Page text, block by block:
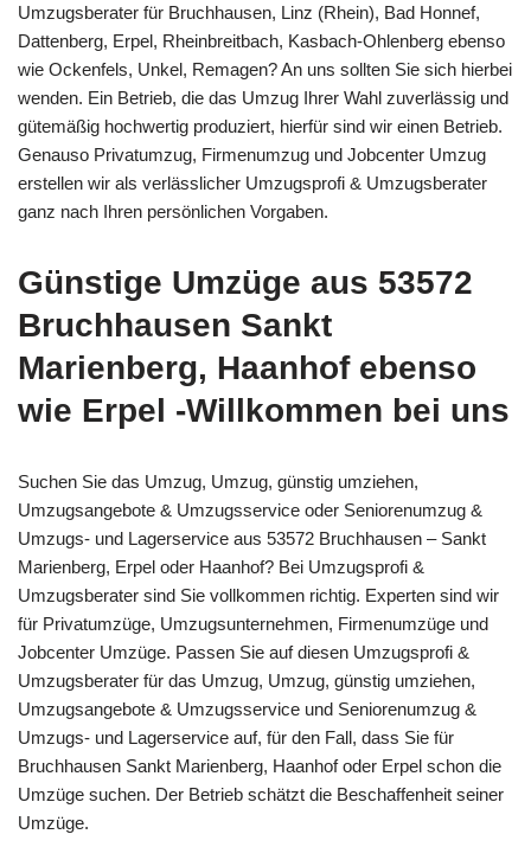
Umzugsberater für Bruchhausen, Linz (Rhein), Bad Honnef,
Dattenberg, Erpel, Rheinbreitbach, Kasbach-Ohlenberg ebenso
wie Ockenfels, Unkel, Remagen? An uns sollten Sie sich hierbei
wenden. Ein Betrieb, die das Umzug Ihrer Wahl zuverlässig und
gütemäßig hochwertig produziert, hierfür sind wir einen Betrieb.
Genauso Privatumzug, Firmenumzug und Jobcenter Umzug
erstellen wir als verlässlicher Umzugsprofi & Umzugsberater
ganz nach Ihren persönlichen Vorgaben.
Günstige Umzüge aus 53572
Bruchhausen Sankt
Marienberg, Haanhof ebenso
wie Erpel -Willkommen bei uns
Suchen Sie das Umzug, Umzug, günstig umziehen,
Umzugsangebote & Umzugsservice oder Seniorenumzug &
Umzugs- und Lagerservice aus 53572 Bruchhausen – Sankt
Marienberg, Erpel oder Haanhof? Bei Umzugsprofi &
Umzugsberater sind Sie vollkommen richtig. Experten sind wir
für Privatumzüge, Umzugsunternehmen, Firmenumzüge und
Jobcenter Umzüge. Passen Sie auf diesen Umzugsprofi &
Umzugsberater für das Umzug, Umzug, günstig umziehen,
Umzugsangebote & Umzugsservice und Seniorenumzug &
Umzugs- und Lagerservice auf, für den Fall, dass Sie für
Bruchhausen Sankt Marienberg, Haanhof oder Erpel schon die
Umzüge suchen. Der Betrieb schätzt die Beschaffenheit seiner
Umzüge.